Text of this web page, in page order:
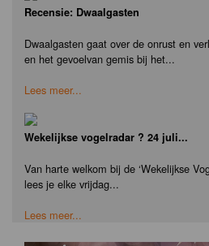
Recensie: Dwaalgasten
Dwaalgasten gaat over de onrust en
en het gevoelvan gemis bij het...
Lees meer...
Wekelijkse vogelradar ? 24 juli...
Van harte welkom bij de ‘Wekelijkse
lees je elke vrijdag...
Lees meer...